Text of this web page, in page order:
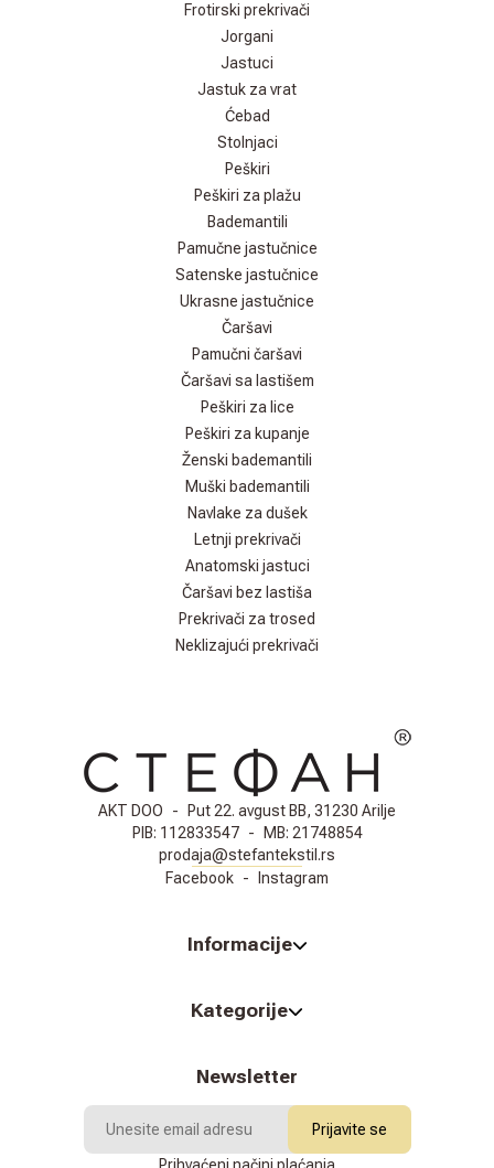
Frotirski prekrivači
Jorgani
Jastuci
Jastuk za vrat
Ćebad
Stolnjaci
Peškiri
Peškiri za plažu
Bademantili
Pamučne jastučnice
Satenske jastučnice
Ukrasne jastučnice
Čaršavi
Pamučni čaršavi
Čaršavi sa lastišem
Peškiri za lice
Peškiri za kupanje
Ženski bademantili
Muški bademantili
Navlake za dušek
Letnji prekrivači
Anatomski jastuci
Čaršavi bez lastiša
Prekrivači za trosed
Neklizajući prekrivači
AKT DOO -
Put 22. avgust BB, 31230 Arilje
PIB: 112833547 - MB: 21748854
prodaja@stefantekstil.rs
Facebook - Instagram
Informacije
Kategorije
Newsletter
Prijavite se